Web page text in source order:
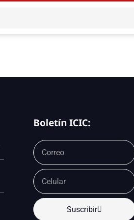
Boletín ICIC:
Suscribir